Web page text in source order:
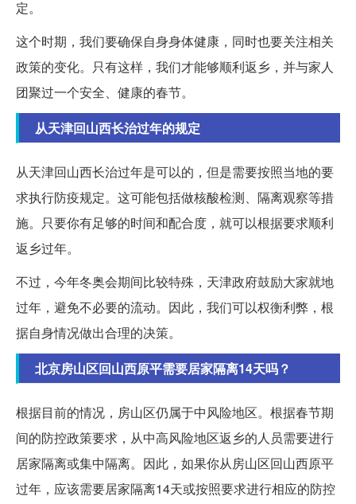
定。
这个时期，我们要确保自身身体健康，同时也要关注相关
政策的变化。只有这样，我们才能够顺利返乡，并与家人
团聚过一个安全、健康的春节。
从天津回山西长治过年的规定
从天津回山西长治过年是可以的，但是需要按照当地的要
求执行防疫规定。这可能包括做核酸检测、隔离观察等措
施。只要你有足够的时间和配合度，就可以根据要求顺利
返乡过年。
不过，今年冬奥会期间比较特殊，天津政府鼓励大家就地
过年，避免不必要的流动。因此，我们可以权衡利弊，根
据自身情况做出合理的决策。
北京房山区回山西原平需要居家隔离14天吗？
根据目前的情况，房山区仍属于中风险地区。根据春节期
间的防控政策要求，从中高风险地区返乡的人员需要进行
居家隔离或集中隔离。因此，如果你从房山区回山西原平
过年，应该需要居家隔离14天或按照要求进行相应的防控